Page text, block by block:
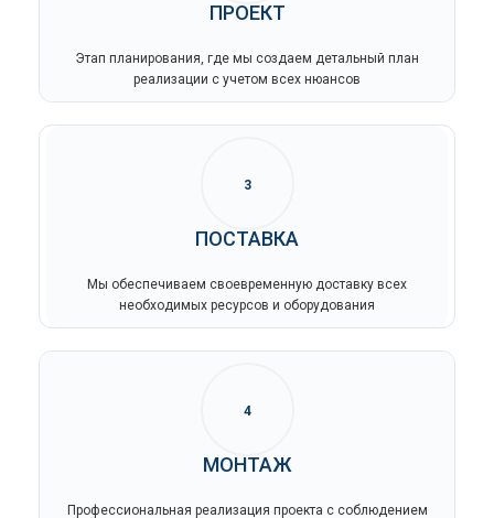
ПРОЕКТ
Этап планирования, где мы создаем детальный план
реализации с учетом всех нюансов
3
ПОСТАВКА
Мы обеспечиваем своевременную доставку всех
необходимых ресурсов и оборудования
4
МОНТАЖ
Профессиональная реализация проекта с соблюдением